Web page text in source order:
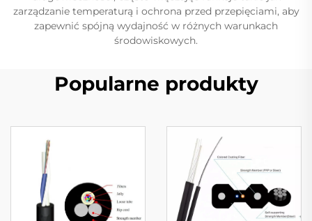
zarządzanie temperaturą i ochrona przed przepięciami, aby
zapewnić spójną wydajność w różnych warunkach
środowiskowych.
Popularne produkty